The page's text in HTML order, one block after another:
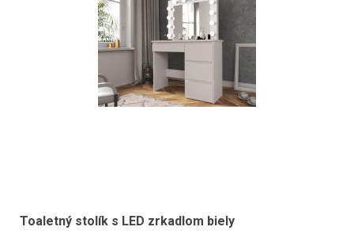
Toaletný stolík s LED zrkadlom biely